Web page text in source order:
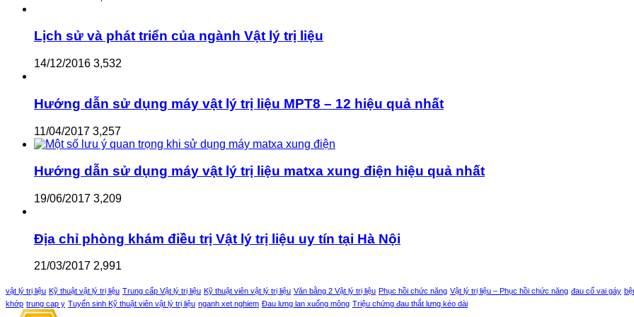
Lịch sử và phát triển của ngành Vật lý trị liệu
14/12/2016 3,532
Hướng dẫn sử dụng máy vật lý trị liệu MPT8 – 12 hiệu quả nhất
11/04/2017 3,257
Hướng dẫn sử dụng máy vật lý trị liệu matxa xung điện hiệu quả nhất
19/06/2017 3,209
Địa chỉ phòng khám điều trị Vật lý trị liệu uy tín tại Hà Nội
21/03/2017 2,991
vật lý trị liệu Kỹ thuật vật lý trị liệu Trung cấp Vật lý trị liệu Kỹ thuật viên vật lý trị liệu Văn bằng 2 Vật lý trị liệu Phục hồi chức năng Vật lý trị liệu – Phục hồi chức năng đau cổ vai gáy
khớp trung cap y Tuyển sinh Kỹ thuật viên vật lý trị liệu nganh xet nghiem Đau lưng lan xuống mông Triệu chứng đau thắt lưng kéo dài